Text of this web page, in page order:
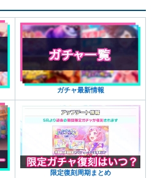
ガチャ最新情報
限定復刻周期まとめ